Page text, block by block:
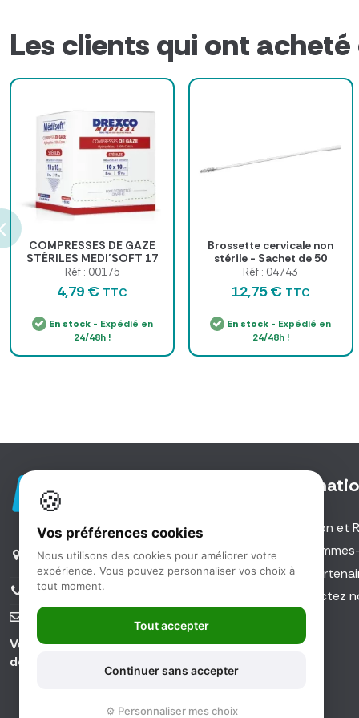
Les clients qui ont
COMPRESSES DE GAZE
STÉRILES MEDI’SOFT 17
FILS HYDROPHILES
MEDICLINIC - boîte de 100
Réf : 00175
4,79 € TTC
En stock- Expédié en
24/48h !
Brossette cervicale non
stérile - Sachet de 50
Réf : 04743
12,75 € TTC
En stock - Expédié en
24/48h !
5 Rue des Investisseurs |
91560 Crosne
01 48 59 11 59
info@ld-medical.fr
Votre fournisseur de matériel médical
depuis 1929
Livraison et
Qui
Nos
Contactez
🍪
Vos préférences cookies
Nous utilisons des cookies pour améliorer votre
expérience. Vous pouvez personnaliser vos choix à
tout moment.
Tout accepter
Continuer sans accepter
⚙️ Personnaliser mes choix